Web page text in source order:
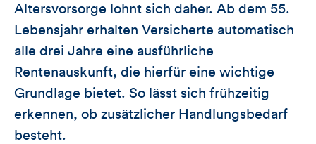
Altersvorsorge lohnt sich daher. Ab dem 55.
Lebensjahr erhalten Versicherte automatisch
alle drei Jahre eine ausführliche
Rentenauskunft, die hierfür eine wichtige
Grundlage bietet. So lässt sich frühzeitig
erkennen, ob zusätzlicher Handlungsbedarf
besteht.